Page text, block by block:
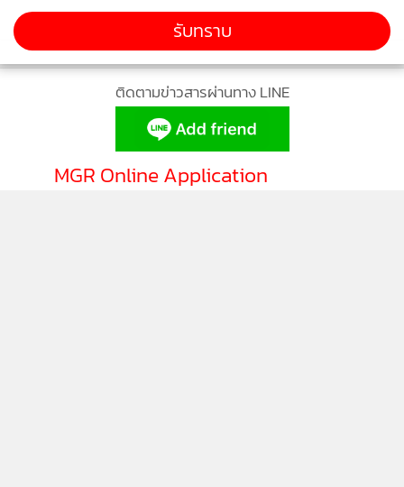
ติดตามข่าวสารผ่านทาง LINE
MGR Online Application
รับทราบ